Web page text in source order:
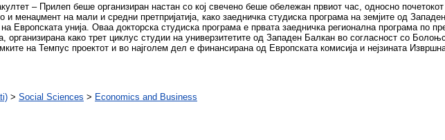
– Прилеп беше организиран настан со кој свечено беше обележан првиот час, односно
и менаџмент на мали и средни претпријатија, како заедничка студиска програма на земјите од
Европската унија. Оваа докторска студиска програма е првата заедничка регионална програма по
организирана како трет циклус студии на универзитетите од Западен Балкан во согласност со
на Темпус проектот и во најголем дел е финансирана од Европската комисија и нејзината
> Social Sciences > Economics and Business